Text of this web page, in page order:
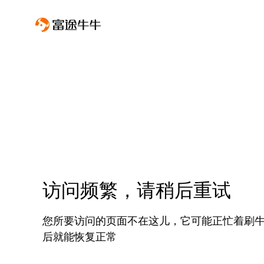
访问频繁，请稍后重试
您所要访问的页面不在这儿，它可能正忙着刷
后就能恢复正常